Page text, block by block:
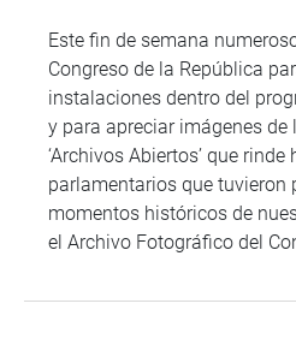
Este fin de semana
Congreso de la República
instalaciones dentro del
y para apreciar imágenes
‘Archivos Abiertos’ que
parlamentarios que tuvieron
momentos históricos de
el Archivo Fotográfico del